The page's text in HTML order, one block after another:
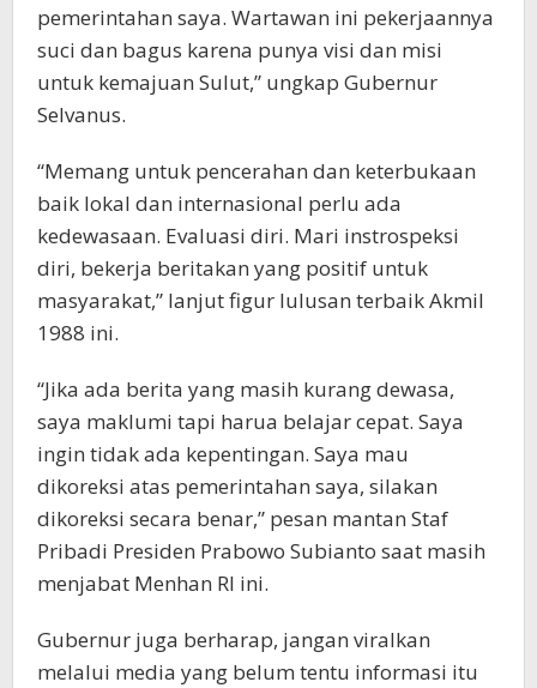
pemerintahan saya. Wartawan ini pekerjaannya
suci dan bagus karena punya visi dan misi
untuk kemajuan Sulut,” ungkap Gubernur
Selvanus.
“Memang untuk pencerahan dan keterbukaan
baik lokal dan internasional perlu ada
kedewasaan. Evaluasi diri. Mari instrospeksi
diri, bekerja beritakan yang positif untuk
masyarakat,” lanjut figur lulusan terbaik Akmil
1988 ini.
“Jika ada berita yang masih kurang dewasa,
saya maklumi tapi harua belajar cepat. Saya
ingin tidak ada kepentingan. Saya mau
dikoreksi atas pemerintahan saya, silakan
dikoreksi secara benar,” pesan mantan Staf
Pribadi Presiden Prabowo Subianto saat masih
menjabat Menhan RI ini.
Gubernur juga berharap, jangan viralkan
melalui media yang belum tentu informasi itu